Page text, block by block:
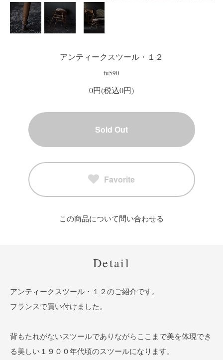
アンティークスツール・１２
fu590
0円(税込0円)
Sold Out
Favorite
この商品について問い合わせる
Detail
アンティークスツール・１２のご紹介です。
フランスで買い付けました。
背もたれがないスツールでありながらここまで美を体現でき
る美しい１９００年代頃のスツールになります。